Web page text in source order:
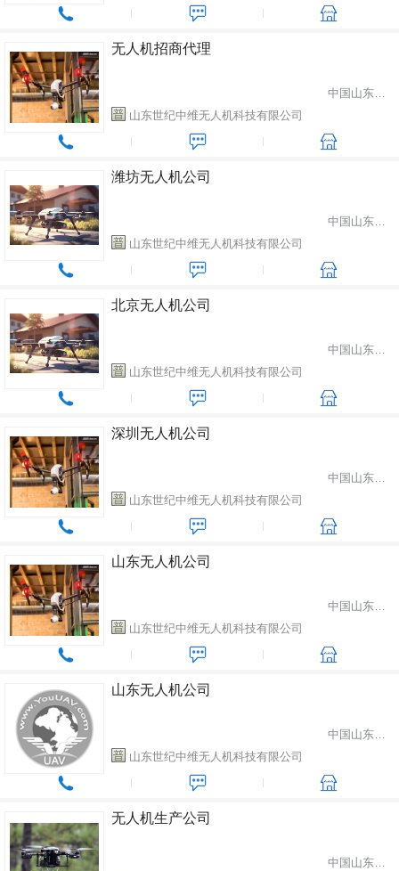
无人机招商代理
中国山东省潍坊市
山东世纪中维无人机科技有限公司
潍坊无人机公司
中国山东省潍坊市
山东世纪中维无人机科技有限公司
北京无人机公司
中国山东省潍坊市
山东世纪中维无人机科技有限公司
深圳无人机公司
中国山东省潍坊市
山东世纪中维无人机科技有限公司
山东无人机公司
中国山东省潍坊市
山东世纪中维无人机科技有限公司
山东无人机公司
中国山东省潍坊市
山东世纪中维无人机科技有限公司
无人机生产公司
中国山东省潍坊市